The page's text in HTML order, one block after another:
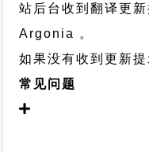
站后台收到翻译更
Argonia 。
如果没有收到更新
常见问题